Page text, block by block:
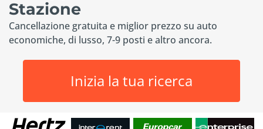
Stazione
Cancellazione gratuita e miglior prezzo su auto
economiche, di lusso, 7-9 posti e altro ancora.
Inizia la tua ricerca